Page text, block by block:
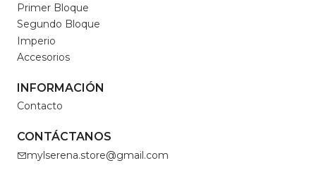
Primer Bloque
Segundo Bloque
Imperio
Accesorios
INFORMACIÓN
Contacto
CONTÁCTANOS
mylserena.store@gmail.com